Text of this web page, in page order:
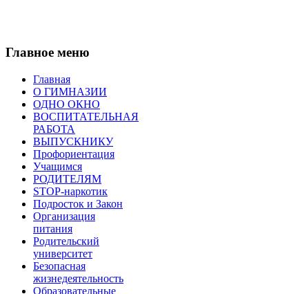
Главное меню
Главная
О ГИМНАЗИИ
ОДНО ОКНО
ВОСПИТАТЕЛЬНАЯ
РАБОТА
ВЫПУСКНИКУ
Профориентация
Учащимся
РОДИТЕЛЯМ
STOP-наркотик
Подросток и Закон
Организация
питания
Родительский
университет
Безопасная
жизнедеятельность
Образовательные